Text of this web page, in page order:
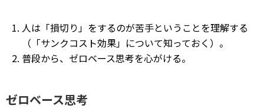
人は「損切り」をするのが苦手ということを理解する
（「サンクコスト効果」について知っておく）。
普段から、ゼロベース思考を心がける。
ゼロベース思考